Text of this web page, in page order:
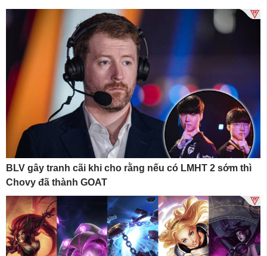
BLV gây tranh cãi khi cho rằng nếu có LMHT 2 sớm thì
Chovy đã thành GOAT